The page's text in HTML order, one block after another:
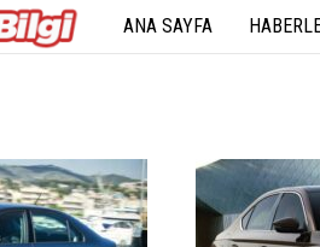
b
a
ANA SAYFA